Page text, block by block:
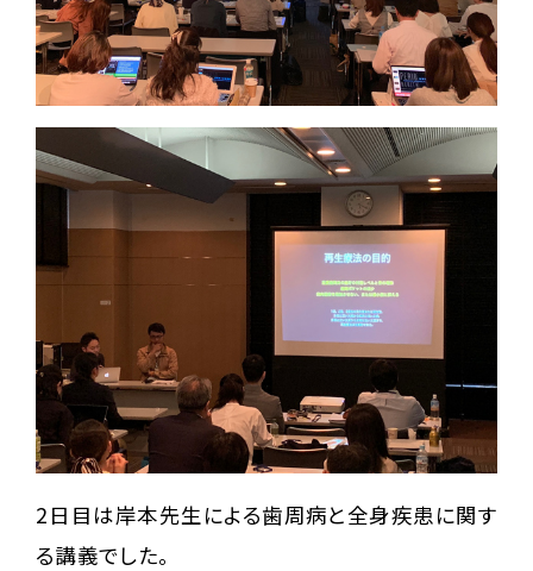
2日目は岸本先生による歯周病と全身疾患に関す
る講義でした。